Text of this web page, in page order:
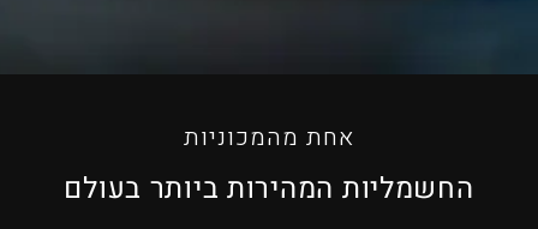
אחת מהמכוניות
החשמליות המהירות ביותר בעולם